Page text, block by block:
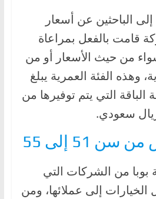
الباحثين عن أسعار
قامت بالفعل بمراعاة
من حيث الأسعار أو من
وهذه الفئة العمرية يبلغ
الباقة التي يتم توفيرها من
51 إلى 55
بوبا من الشركات التي
الخيارات إلى عملائها، ومن